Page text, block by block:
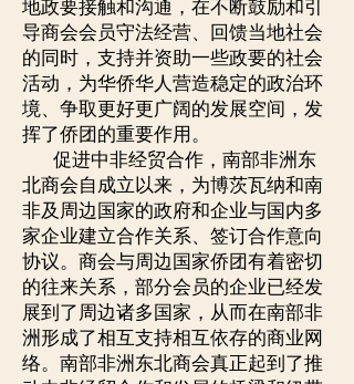
地政要接触和沟通，在不断鼓励和引
导商会会员守法经营、回馈当地社会
的同时，支持并资助一些政要的社会
活动，为华侨华人营造稳定的政治环
境、争取更好更广阔的发展空间，发
挥了侨团的重要作用。
促进中非经贸合作，南部非洲东
北商会自成立以来，为博茨瓦纳和南
非及周边国家的政府和企业与国内多
家企业建立合作关系、签订合作意向
协议。商会与周边国家侨团有着密切
的往来关系，部分会员的企业已经发
展到了周边诸多国家，从而在南部非
洲形成了相互支持相互依存的商业网
络。南部非洲东北商会真正起到了推